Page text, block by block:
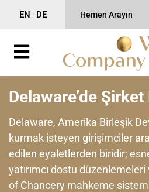
EN DE Hemen Arayın
Delaware’de
Delaware, Amerika Birleşik
kurmak isteyen girişimciler
edilen eyaletlerden biridir;
yatırımcı dostu
of Chancery mahkeme